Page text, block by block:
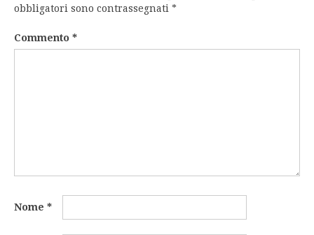
obbligatori sono contrassegnati *
Commento *
Nome *